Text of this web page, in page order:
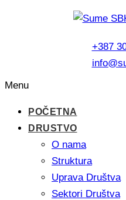
+387
Menu
POČETNA
DRUSTVO
O nama
Struktura
Uprava Društva
Sektori Društva